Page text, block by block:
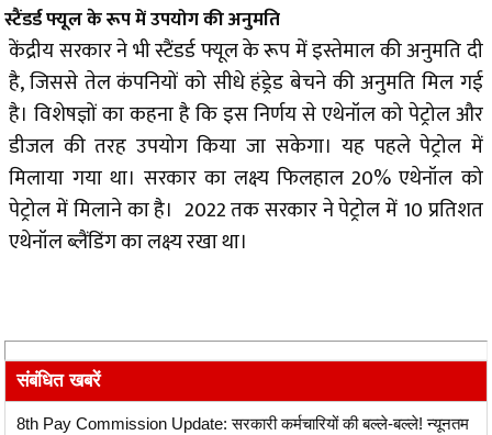
स्टैंडर्ड फ्यूल के रूप में उपयोग की अनुमति
केंद्रीय सरकार ने भी स्टैंडर्ड फ्यूल के रूप में इस्तेमाल की अनुमति दी
है, जिससे तेल कंपनियों को सीधे हंड्रेड बेचने की अनुमति मिल गई
है। विशेषज्ञों का कहना है कि इस निर्णय से एथेनॉल को पेट्रोल और
डीजल की तरह उपयोग किया जा सकेगा। यह पहले पेट्रोल में
मिलाया गया था। सरकार का लक्ष्य फिलहाल 20% एथेनॉल को
पेट्रोल में मिलाने का है। 2022 तक सरकार ने पेट्रोल में 10 प्रतिशत
एथेनॉल ब्लैंडिंग का लक्ष्य रखा था।
संबंधित खबरें
8th Pay Commission Update: सरकारी कर्मचारियों की बल्ले-बल्ले! न्यूनतम